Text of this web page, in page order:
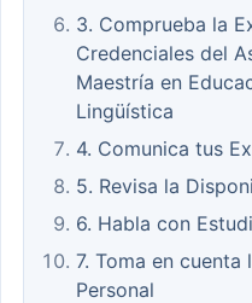
3. Comprueba la
Credenciales del
Maestría en
Lingüística
4. Comunica tus
5. Revisa la
6. Habla con
7. Toma en
Personal